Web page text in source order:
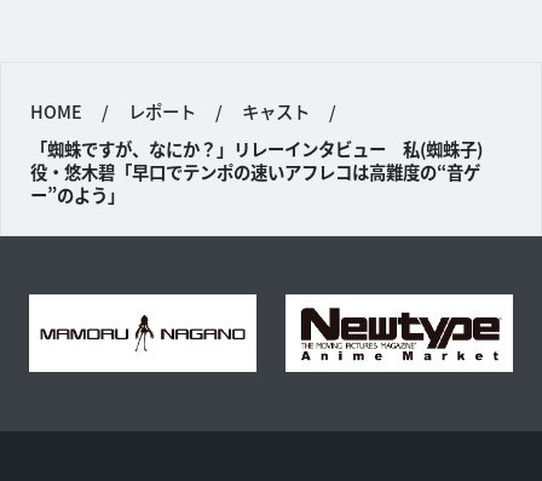
HOME / レポート / キャスト
/
「蜘蛛ですが、なにか？」リレーインタビュー 私(蜘蛛子)
役・悠木碧「早口でテンポの速いアフレコは高難度の“音ゲ
ー”のよう」